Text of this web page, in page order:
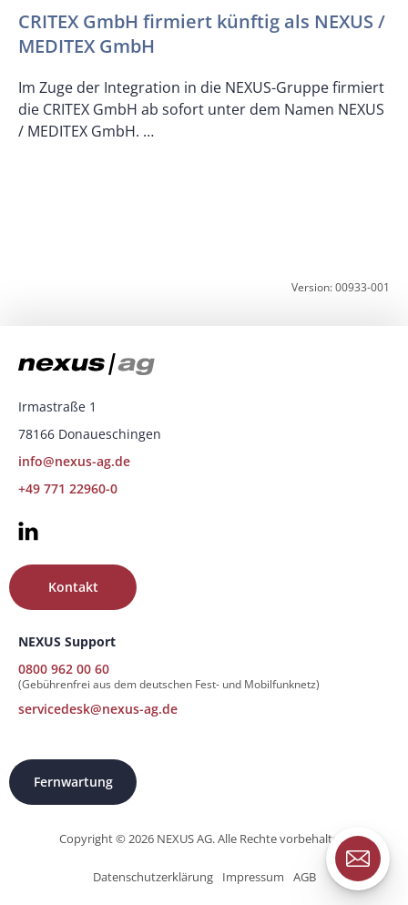
CRITEX GmbH firmiert künftig als NEXUS /
MEDITEX GmbH
Im Zuge der Integration in die NEXUS-Gruppe firmiert
die CRITEX GmbH ab sofort unter dem Namen NEXUS
/ MEDITEX GmbH. …
Version: 00933-001
Irmastraße 1
78166 Donaueschingen
info@nexus-ag.de
+49 771 22960-0
NEXUS Support
0800 962 00 60
(Gebührenfrei aus dem deutschen Fest- und Mobilfunknetz)
servicedesk@nexus-ag.de
Kontakt
Fernwartung
Copyright © 2026 NEXUS AG. Alle Rechte vorbehalten.
Datenschutzerklärung Impressum AGB